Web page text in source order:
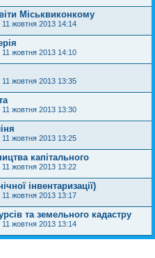
Міськвиконкому
11 жовтня 2013 14:14
11 жовтня 2013 14:10
11 жовтня 2013 13:35
11 жовтня 2013 13:30
11 жовтня 2013 13:25
капітального
11 жовтня 2013 13:22
інвентаризації)
11 жовтня 2013 13:17
та земельного кадастру
11 жовтня 2013 13:14